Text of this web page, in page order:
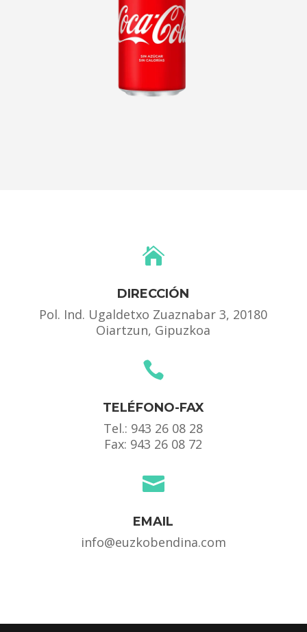

DIRECCIÓN
Pol. Ind. Ugaldetxo Zuaznabar 3, 20180
Oiartzun, Gipuzkoa

TELÉFONO-FAX
Tel.: 943 26 08 28
Fax: 943 26 08 72

EMAIL
info@euzkobendina.com